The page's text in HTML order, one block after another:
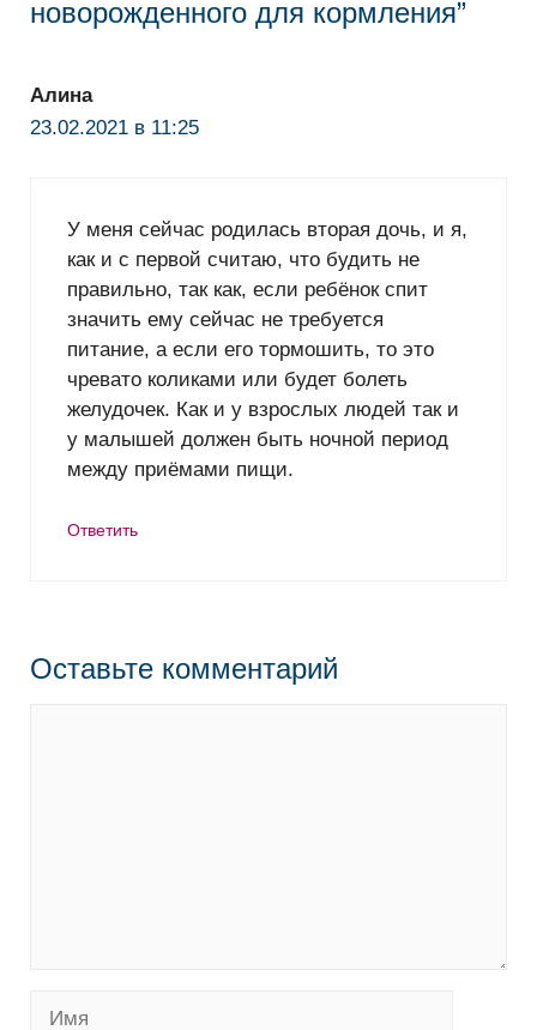
новорожденного для кормления”
Алина
23.02.2021 в 11:25
У меня сейчас родилась вторая дочь, и я,
как и с первой считаю, что будить не
правильно, так как, если ребёнок спит
значить ему сейчас не требуется
питание, а если его тормошить, то это
чревато коликами или будет болеть
желудочек. Как и у взрослых людей так и
у малышей должен быть ночной период
между приёмами пищи.
Ответить
Оставьте комментарий